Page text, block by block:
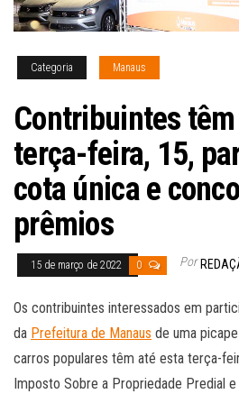
Categoria Manaus
Contribuintes
terça-feira, 15,
cota única e
prêmios
15 de março de 2022 0 Por
Os contribuintes interessados em
da Prefeitura de Manaus de uma
carros populares têm até esta terça-
Imposto Sobre a Propriedade Predial